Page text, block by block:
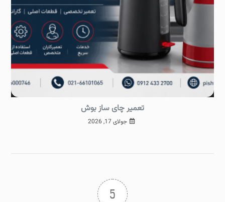
تعمیر چای ساز بوش
جولای 17, 2026
5